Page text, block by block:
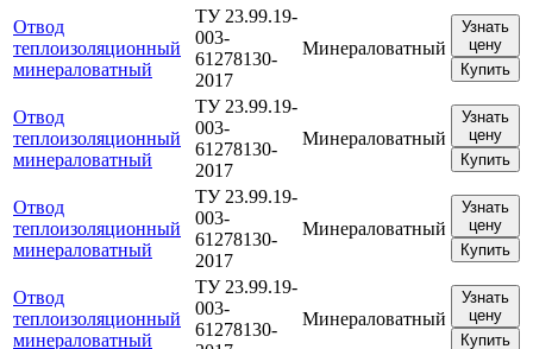
Отвод
теплоизоляционный
минераловатный
ТУ 23.99.19-
003-
61278130-
2017
Минераловатный
Узнать
цену
Купить
Отвод
теплоизоляционный
минераловатный
ТУ 23.99.19-
003-
61278130-
2017
Минераловатный
Узнать
цену
Купить
Отвод
теплоизоляционный
минераловатный
ТУ 23.99.19-
003-
61278130-
2017
Минераловатный
Узнать
цену
Купить
Отвод
теплоизоляционный
минераловатный
ТУ 23.99.19-
003-
61278130-
Минераловатный
Узнать
цену
Купить